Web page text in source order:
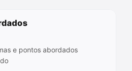
e pontos abordados